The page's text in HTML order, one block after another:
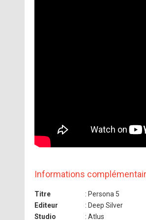
Informations
Titre
: Persona 5
Editeur
: Deep Silver
Studio
: Atlus